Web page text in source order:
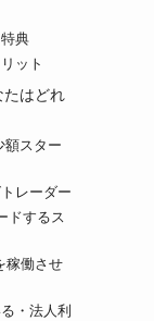
典
ット
たはどれ
スター
レーダー
ドするス
稼働させ
・法人利